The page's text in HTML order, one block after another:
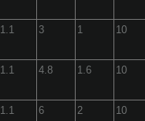
1.1 3 1 10
1.1 4.8 1.6 10
1.1 6 2 10